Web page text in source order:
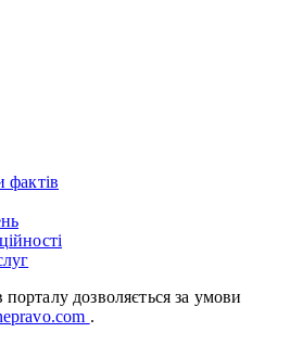
фактів
дозволяється за умови
.